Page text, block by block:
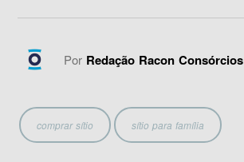
Por Redação Racon Consórcios
comprar sítio sítio para família